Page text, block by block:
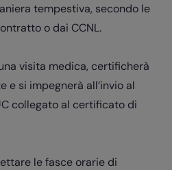
tempestiva, secondo le
o dai CCNL.
visita medica, certificherà
e si impegnerà all’invio al
collegato al certificato di
le fasce orarie di